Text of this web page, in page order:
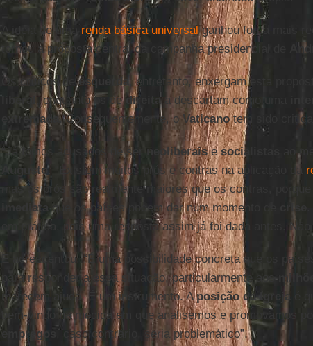
A ideia de uma renda básica universalganhou força mais
tornou a proposta central da campanha presidencial de
Os críticos deesquerda , entretanto, enxergam esta
liberal
, enquanto os de direitaa descartam como uma
extremada. Consequentemente, oVaticanotem sido
“Já fomos acusados de ser neoliberaisesocialistas ao
Augusto. “Existem muitos prós e contras na aplicação da
mas os prós são realmente maiores que os contras,
imediata
que os países podem dar num momento de
em prática, pois uma resposta assim já foi dada antes.
E acrescentou: “É uma possibilidade concreta que os
para responder a essa situação, particularmente aos
merecem ajuda. É um instrumento. Aposição da Igreja
é
bem-vindo na medida em que analisemos e promovamos
empregos
, caso contrário, seria problemático”.